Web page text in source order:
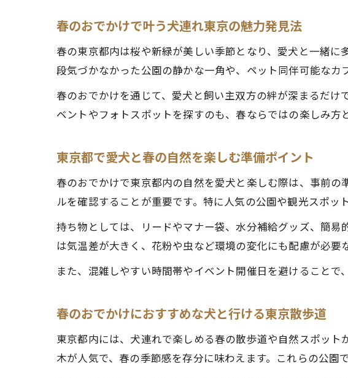
春のおでかけで叶う犬連れ東京の魅力発見法
春の東京都内は桜や新緑が美しい季節となり、愛犬と一緒
段気づかなかった公園の静かな一角や、ペット同伴可能なカ
春のおでかけを通じて、愛犬と飼い主双方の絆が深まるだ
ベントやフォトスポットを探すのも、春ならではの楽しみ方
東京都で愛犬と春の自然を楽しむ準備ポイント
春のおでかけで東京都内の自然を愛犬と楽しむ際は、事前
ルを確認することが重要です。特に人気の公園や観光スポッ
持ち物としては、リードやマナー袋、水分補給グッズ、簡
は気温差が大きく、花粉や虫など環境の変化にも配慮が必要
また、混雑しやすい時間帯やイベント開催日を避けることで
春のおでかけにおすすめな犬と行ける東京散歩道
東京都内には、犬連れで楽しめる春の散歩道や自然スポッ
木が人気で、春の季節感を存分に味わえます。これらの公園